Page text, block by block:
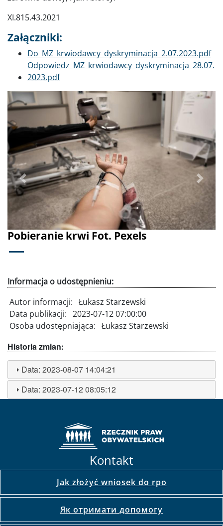
XI.815.43.2021
Załączniki:
Dokument
Do_MZ_krwiodawcy_dyskryminacja_2.07.2023.pdf
Dokument
Odpowiedz_MZ_krwiodawcy_dyskryminacja_28.07.
2023.pdf
Pobieranie krwi Fot. Pexels
Poprzednie Dalej
Informacja o udostępnieniu:
Autor informacji: Łukasz Starzewski
Data publikacji: 2023-07-12 07:00:00
Osoba udostępniająca: Łukasz Starzewski
Historia zmian:
Data:2023-08-07 14:04:21
Data:2023-07-12 08:05:12
Kontakt
Jak złożyć wniosek do rpo
Як отримати допомогу